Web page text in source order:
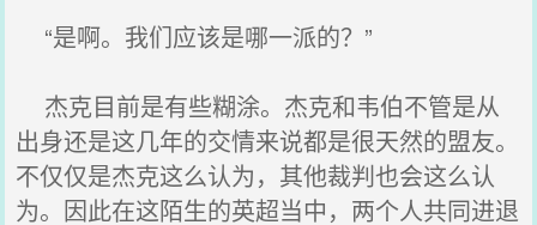
“是啊。我们应该是哪一派的？”
杰克目前是有些糊涂。杰克和韦伯不管是从
出身还是这几年的交情来说都是很天然的盟友。
不仅仅是杰克这么认为，其他裁判也会这么认
为。因此在这陌生的英超当中，两个人共同进退